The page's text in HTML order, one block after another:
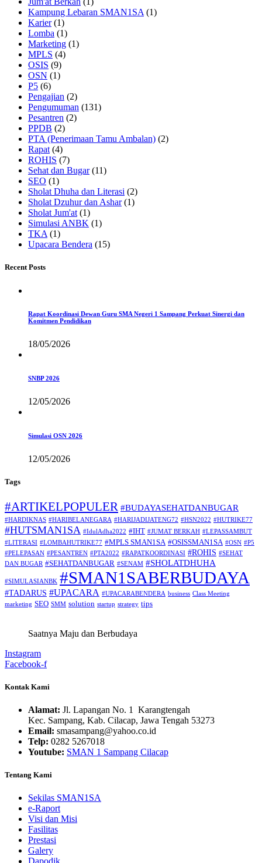
Kampung Lebaran SMAN1SA (1)
Karier (1)
Lomba (1)
Marketing (1)
MPLS (4)
OSIS (9)
OSN (1)
P5 (6)
Pengajian (2)
Pengumuman (131)
Pesantren (2)
PPDB (2)
PTA (Penerimaan Tamu Ambalan) (2)
Rapat (4)
ROHIS (7)
Sehat dan Bugar (11)
SEO (1)
Sholat Dhuha dan Literasi (2)
Sholat Dzuhur dan Ashar (1)
Sholat Jum'at (1)
Simulasi ANBK (1)
TKA (1)
Upacara Bendera (15)
Recent Posts
Rapat Koordinasi Dewan Guru SMA Negeri 1 Sampang Perkuat Sinergi dan
Komitmen Pendidikan
18/05/2026
SNBP 2026
12/05/2026
Simulasi OSN 2026
12/05/2026
Tags
#ARTIKELPOPULER #BUDAYASEHATDANBUGAR
#HARDIKNAS #HARIBELANEGARA #HARIJADIJATENG72 #HSN2022 #HUTRIKE77
#HUTSMAN1SA #IdulAdha2022 #IHT #JUMAT BERKAH #LEPASSAMBUT
#LITERASI #LOMBAHUTRIKE77 #MPLS SMAN1SA #OSISSMAN1SA #OSN #P5
#PELEPASAN #PESANTREN #PTA2022 #RAPATKOORDINASI #ROHIS #SEHAT
DAN BUGAR #SEHATDANBUGAR #SENAM #SHOLATDHUHA
#SIMULASIANBK #SMAN1SABERBUDAYA
#TADARUS #UPACARA #UPACARABENDERA business Class Meeting
marketing SEO SMM solution startup strategy tips
Saatnya Maju dan Berbudaya
Instagram
Facebook-f
Kontak Kami
Alamat: Jl. Lapangan No. 1 Karangtengah
Kec. Sampang, Kab. Cilacap, Jawa Tengah 53273
Email: smasampang@yahoo.co.id
Telp: 0282 5267018
Youtube: SMAN 1 Sampang Cilacap
Tentang Kami
Sekilas SMAN1SA
e-Raport
Visi dan Misi
Fasilitas
Prestasi
Galery